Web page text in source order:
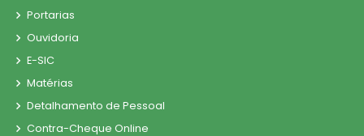
Portarias
Ouvidoria
E-SIC
Matérias
Detalhamento de Pessoal
Contra-Cheque Online